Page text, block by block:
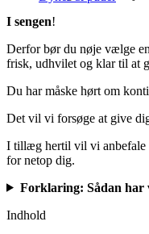
I sengen!
Derfor bør du nøje vælge
frisk, udhvilet og klar til at
Du har måske hørt om
Det vil vi forsøge at give
I tillæg hertil vil vi anbefale
for netop dig.
Forklaring: Sådan har
Indhold